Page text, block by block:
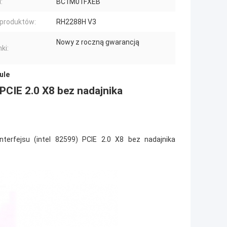
RH2288H V3
Nowy z roczną gwarancją
2.0 X8 bez nadajnika
(intel 82599) PCIE 2.0 X8 bez nadajnika